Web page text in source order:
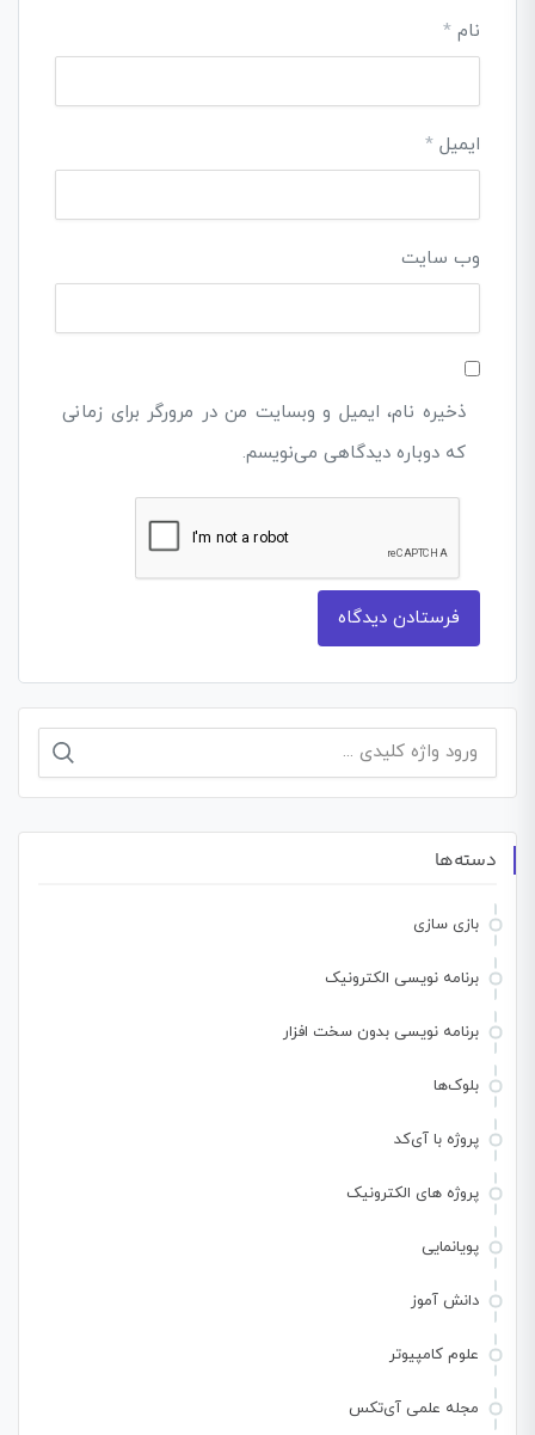
نام *
ایمیل *
وب‌ سایت
ذخیره نام، ایمیل و وبسایت من در مرورگر برای زمانی
که دوباره دیدگاهی می‌نویسم.
جستجو
دسته‌ها
بازی سازی
برنامه نویسی الکترونیک
برنامه نویسی بدون سخت افزار
بلوک‌ها
پروژه با آی‌کد
پروژه های الکترونیک
پویانمایی
دانش آموز
علوم کامپیوتر
مجله علمی آی‌تکس